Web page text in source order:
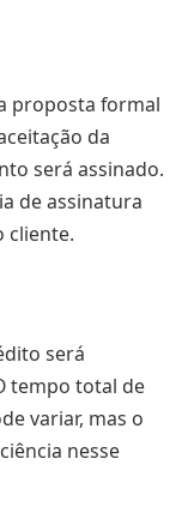
proposta formal
da
será assinado.
de assinatura
cliente.
será
tempo total de
variar, mas o
nesse